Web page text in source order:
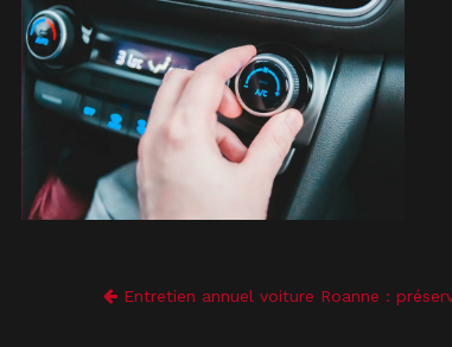
Entretien annuel voiture Roanne :